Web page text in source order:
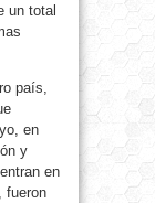
un total
país,
en
y
en
fueron